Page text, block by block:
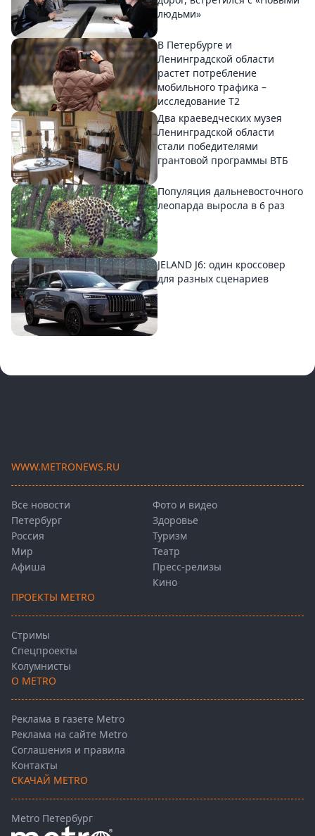
людьми»
В Петербурге и
Ленинградской области
растет потребление
мобильного трафика –
исследование T2
Два краеведческих музея
Ленинградской области
стали победителями
грантовой программы ВТБ
Популяция дальневосточного
леопарда выросла в 6 раз
JELAND J6: один кроссовер
для разных сценариев
WWW.METRONEWS.RU
Все новости
Петербург
Россия
Мир
Афиша
Фото и видео
Здоровье
Туризм
Театр
Пресс-релизы
Кино
ПРОЕКТЫ METRO
Стримы
Спецпроекты
Колумнисты
О METRO
Реклама в газете Metro
Реклама на сайте Metro
Соглашения и правила
Контакты
СКАЧАЙ METRO
Metro Петербург